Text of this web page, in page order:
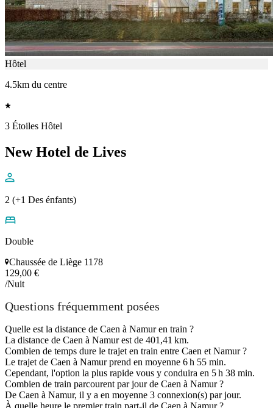
Hôtel
4.5km du centre
3 Étoiles Hôtel
New Hotel de Lives
2 (+1 Des énfants)
Double
Chaussée de Liège 1178
129,00 €
/Nuit
Questions fréquemment posées
Quelle est la distance de Caen à Namur en train ?
La distance de Caen à Namur est de 401,41 km.
Combien de temps dure le trajet en train entre Caen et Namur ?
Le trajet de Caen à Namur prend en moyenne 6 h 55 min.
Cependant, l'option la plus rapide vous y conduira en 5 h 38 min.
Combien de train parcourent par jour de Caen à Namur ?
De Caen à Namur, il y a en moyenne 3 connexion(s) par jour.
À quelle heure le premier train part-il de Caen à Namur ?